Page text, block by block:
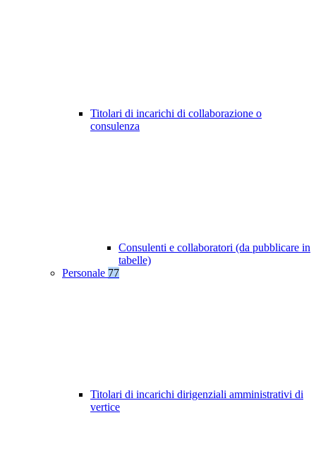
Titolari di incarichi di collaborazione o
consulenza
Consulenti e collaboratori (da pubblicare in
tabelle)
Personale 77
Titolari di incarichi dirigenziali amministrativi di
vertice